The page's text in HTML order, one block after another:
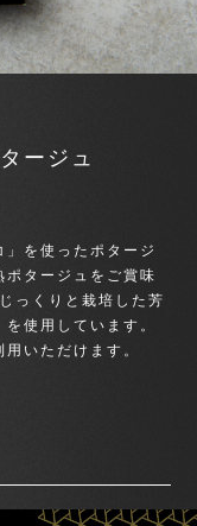
ージュ
を使ったポタージ
ポタージュをご賞味
っくりと栽培した芳
使用しています。
いただけます。